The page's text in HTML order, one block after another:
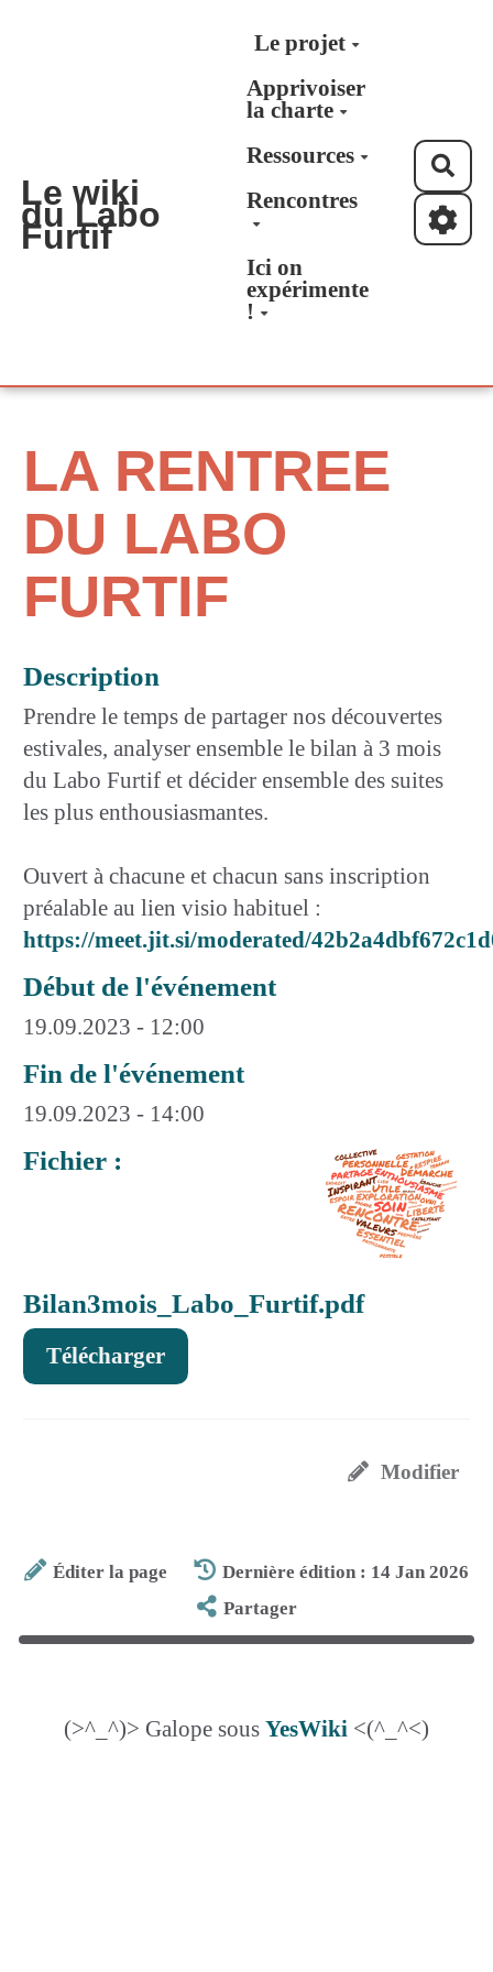
Aller au contenu principal
Le wiki
du Labo
Furtif
Le projet
Apprivoiser
la charte
Ressources
Rencontres
Ici on
expérimente
!
LA RENTREE
DU LABO
FURTIF
Description
Prendre le temps de partager nos découvertes
estivales, analyser ensemble le bilan à 3 mois
du Labo Furtif et décider ensemble des suites
les plus enthousiasmantes.
Ouvert à chacune et chacun sans inscription
préalable au lien visio habituel :
https://meet.jit.si/moderated/
Début de l'événement
19.09.2023 - 12:00
Fin de l'événement
19.09.2023 - 14:00
Fichier :
Bilan3mois_Labo_Furtif.pdf
Télécharger
Modifier
Éditer la page
Dernière édition : 14 Jan 2026
Partager
(>^_^)> Galope sous YesWiki <(^_^<)